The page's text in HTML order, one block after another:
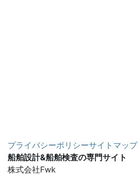
プライバシーポリシーサイトマップ
船舶設計&船舶検査の専門サイト
株式会社Fwk